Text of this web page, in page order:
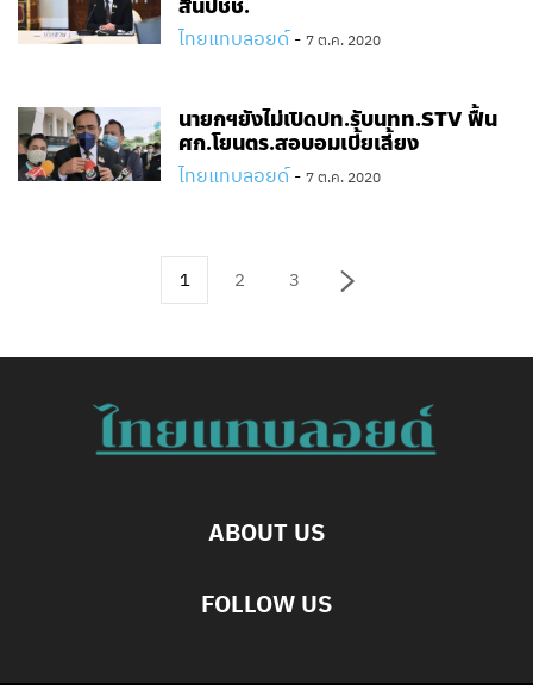
ไทยแทบลอยด์ - 7 ต.ค. 2020
นายกฯยังไม่เปิดปท.รับนทท.STV ฟื้น
ศก.โยนตร.สอบอมเบี้ยเลี้ยง
ไทยแทบลอยด์ - 7 ต.ค. 2020
1 2 3
ABOUT US
FOLLOW US